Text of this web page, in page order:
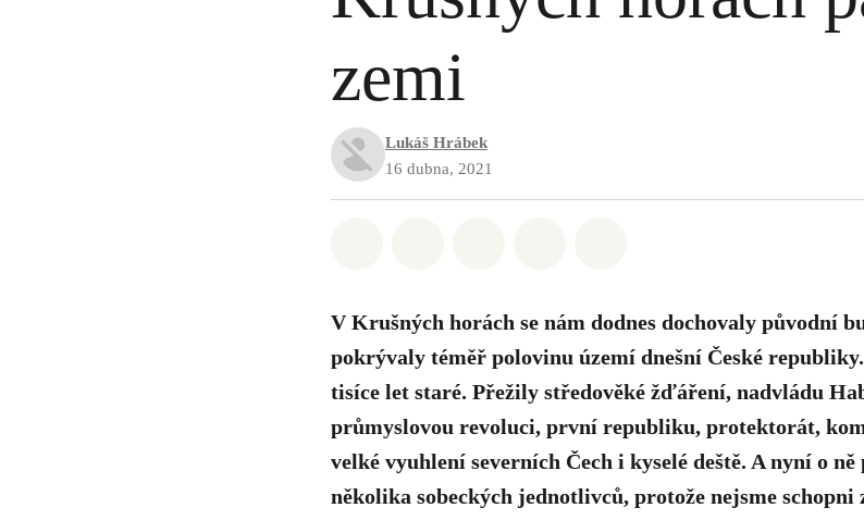
zemi
Lukáš Hrábek
16 dubna, 2021
V Krušných horách se nám dodnes dochovaly původní
pokrývaly téměř polovinu území dnešní České
tisíce let staré. Přežily středověké žďáření, nadvládu
průmyslovou revoluci, první republiku, protektorát,
velké vyuhlení severních Čech i kyselé deště. A nyní o
několika sobeckých jednotlivců, protože nejsme